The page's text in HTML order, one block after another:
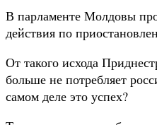
В парламенте Молдовы
действия по
От такого исхода
больше не потребляет
самом деле это успех?